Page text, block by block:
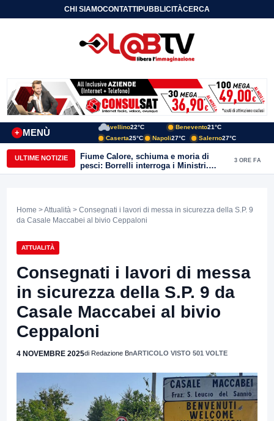
CHI SIAMOCONTATTIPUBBLICITÀCERCA
MENÙ
+
Avellino22°C Benevento21°C
Caserta25°C Napoli27°C Salerno27°C
ULTIME NOTIZIE
Fiume Calore, schiuma e moria di
pesci: Borrelli interroga i Ministri.
“Benevento paga l’assenza del
3 ORE FA
Home >Attualità > Consegnati i lavori di messa in sicurezza della S.P. 9
da Casale Maccabei al bivio Ceppaloni
ATTUALITÀ
Consegnati i lavori di messa
in sicurezza della S.P. 9 da
Casale Maccabei al bivio
Ceppaloni
4 NOVEMBRE 2025di Redazione BnARTICOLO VISTO 501 VOLTE